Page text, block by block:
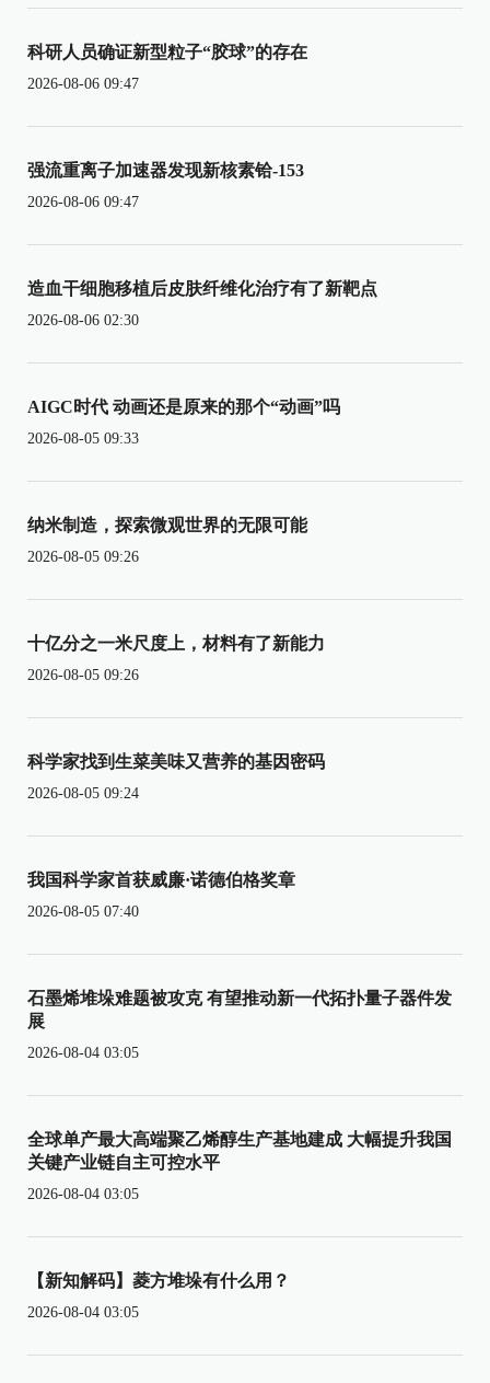
科研人员确证新型粒子“胶球”的存在
2026-08-06 09:47
强流重离子加速器发现新核素铪-153
2026-08-06 09:47
造血干细胞移植后皮肤纤维化治疗有了新靶点
2026-08-06 02:30
AIGC时代 动画还是原来的那个“动画”吗
2026-08-05 09:33
纳米制造，探索微观世界的无限可能
2026-08-05 09:26
十亿分之一米尺度上，材料有了新能力
2026-08-05 09:26
科学家找到生菜美味又营养的基因密码
2026-08-05 09:24
我国科学家首获威廉·诺德伯格奖章
2026-08-05 07:40
石墨烯堆垛难题被攻克 有望推动新一代拓扑量子器件发
展
2026-08-04 03:05
全球单产最大高端聚乙烯醇生产基地建成 大幅提升我国
关键产业链自主可控水平
2026-08-04 03:05
【新知解码】菱方堆垛有什么用？
2026-08-04 03:05